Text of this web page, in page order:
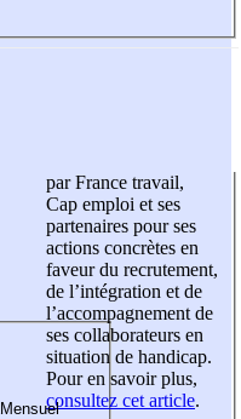
par France travail,
Cap emploi et ses
partenaires pour ses
actions concrètes en
faveur du recrutement,
de l’intégration et de
l’accompagnement de
ses collaborateurs en
situation de handicap.
Pour en savoir plus,
consultez cet article.